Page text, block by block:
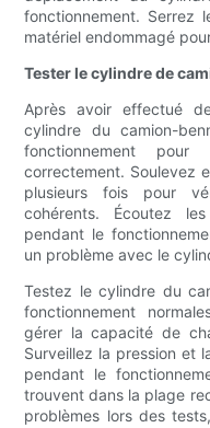
fonctionnement. Serrez
matériel endommagé
Tester le cylindre de
Après avoir effectué
cylindre du camion-
fonctionnement
correctement. Soulevez
plusieurs fois pour
cohérents. Écoutez
pendant le
un problème avec le
Testez le cylindre du
fonctionnement
gérer la capacité de
Surveillez la pression et
pendant le
trouvent dans la plage
problèmes lors des